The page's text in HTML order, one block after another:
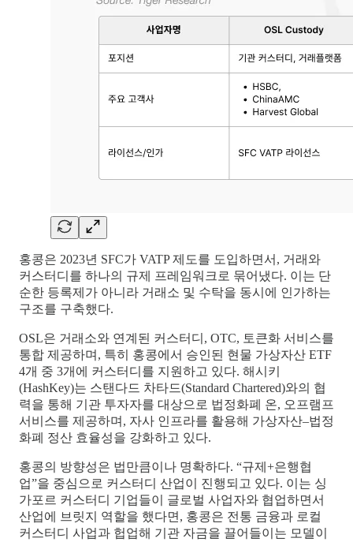
홍콩은 2023년 SFC가 VATP 제도를 도입하면서, 거래와
커스터디를 하나의 규제 프레임워크로 묶어냈다. 이는 단
순한 등록제가 아니라 거래소 및 수탁을 동시에 인가하는
구조를 구축했다.
OSL은 거래소와 연계된 커스터디, OTC, 토큰화 서비스를
통합 제공하며, 특히 홍콩에서 승인된 현물 가상자산 ETF
4개 중 3개에 커스터디를 지원하고 있다. 해시키
(HashKey)는 스탠다드 차타드(Standard Chartered)와의 협
력을 통해 기관 투자자를 대상으로 법정화폐 온, 오프램프
서비스를 제공하며, 자사 인프라를 활용해 가상자산–법정
화폐 정산 효율성을 강화하고 있다.
홍콩의 방향성은 법만큼이나 명확하다. “규제+은행협
업”을 중심으로 커스터디 산업이 진행되고 있다. 이는 싱
가포르 커스터디 기업들이 글로벌 사업자와 협업하면서
산업에 브릿지 역할을 했다면, 홍콩은 전통 금융과 로컬
커스터디 사업과 헙업해 기관 자금을 끌어들이는 모델이